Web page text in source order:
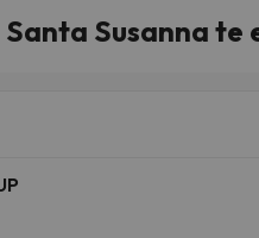
Susanna te